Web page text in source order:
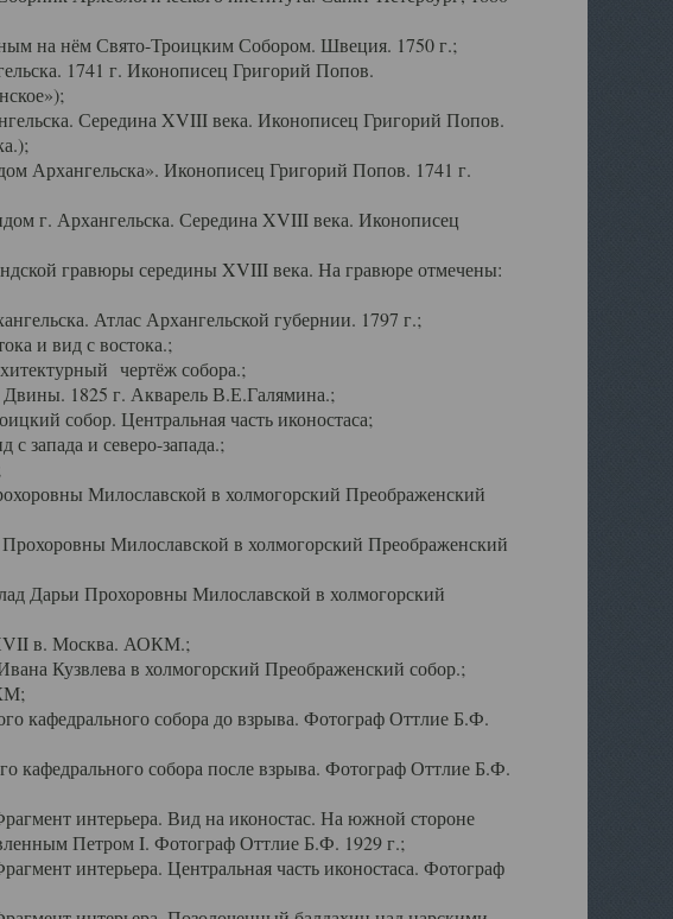
на нём Свято-Троицким Собором. Швеция. 1750 г.;
1741 г. Иконописец Григорий Попов.
Середина XVIII века. Иконописец Григорий Попов.
Архангельска». Иконописец Григорий Попов. 1741 г.
г. Архангельска. Середина XVIII века. Иконописец
гравюры середины XVIII века. На гравюре отмечены:
Атлас Архангельской губернии. 1797 г.;
и вид с востока.;
чертёж собора.;
1825 г. Акварель В.Е.Галямина.;
собор. Центральная часть иконостаса;
запада и северо-запада.;
Милославской в холмогорский Преображенский
Милославской в холмогорский Преображенский
Дарьи Прохоровны Милославской в холмогорский
в. Москва. АОКМ.;
Кузвлева в холмогорский Преображенский собор.;
кафедрального собора до взрыва. Фотограф Оттлие Б.Ф.
кафедрального собора после взрыва. Фотограф Оттлие Б.Ф.
интерьера. Вид на иконостас. На южной стороне
Петром I. Фотограф Оттлие Б.Ф. 1929 г.;
интерьера. Центральная часть иконостаса. Фотограф